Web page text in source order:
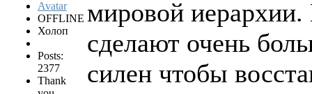
OFFLINE
Холоп
Posts:
2377
Thank
мировой
сделают очень
силен чтобы